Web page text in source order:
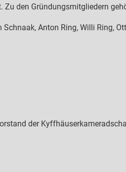
den Gründungsmitgliedern
Anton Ring, Willi Ring,
der